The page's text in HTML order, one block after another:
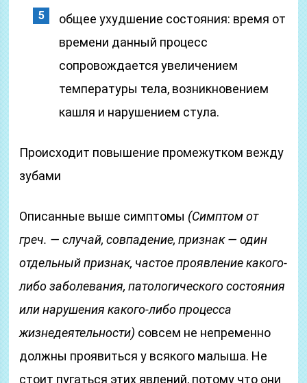
общее ухудшение состояния: время от
времени данный процесс
сопровождается увеличением
температуры тела, возникновением
кашля и нарушением стула.
Происходит повышение промежутком вежду
зубами
Описанные выше симптомы (Симптом от
греч. — случай, совпадение, признак — один
отдельный признак, частое проявление какого-
либо заболевания, патологического состояния
или нарушения какого-либо процесса
жизнедеятельности) совсем не непременно
должны проявиться у всякого малыша. Не
стоит пугаться этих явлений, потому что они